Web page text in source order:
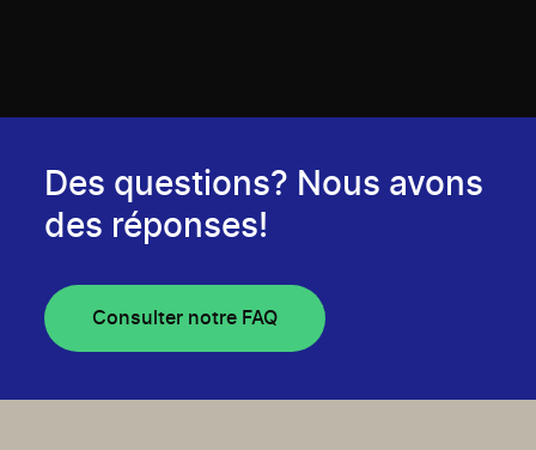
Des questions? Nous avons
des réponses!
Consulter notre FAQ